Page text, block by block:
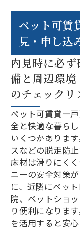
ペット可賃
見・申し込
内見時に必
備と周辺環境
のチェックリ
ペット可賃貸一
全と快適な暮ら
いくつかありま
スなどの脱走防
床材は滑りにく
ニーの安全対策
に、近隣にペッ
院、ペットショ
り便利になりま
を活用すると安心